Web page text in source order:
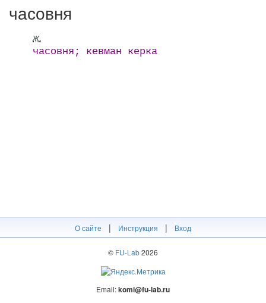
часовня
ж.
часовня; кевман керка
О сайте | Инструкция | Вход
© FU-Lab2026
Email:komi@fu-lab.ru